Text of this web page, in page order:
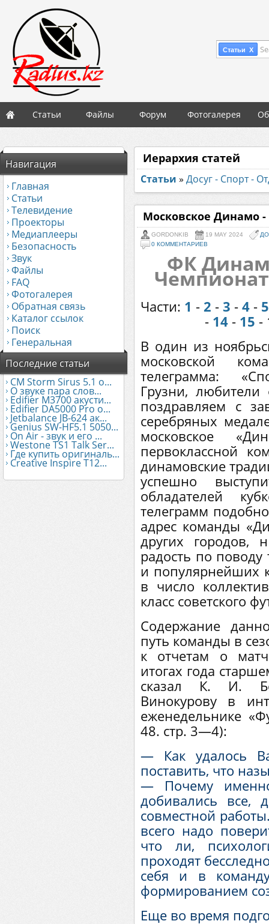
Статьи X
Статьи Файлы Форум Фотогалерея
Навигация
Главная
Статьи
Телевидение
Проекторы
Медиаплееры
Безопасность
Звук
Файлы
FAQ
Фотогалерея
Обратная связь
Каталог ссылок
Поиск
Генеральная
Последние статьи
CM Storm Sirus 5.1 о...
О звуке пара слов...
Edifier М3700 акусти...
Edifier DA5000 Pro о...
Jetbalance JB-624 ак...
Genius SW-HF5.1 5050...
On Air - звук и его ...
Westone TS1 Talk Ser...
Где купить оригиналь...
Creative Inspire T12...
Иерархия статей
Статьи » Досуг - Спорт -
Московское Динамо -
GORDONKIB 19 MAY 2024
0 КОММЕНТАРИЕВ
ФК
Части: 1 - 2 - 3 - 4 - 5
- 14- 15 -
В один из
московской
телеграмма:
Грузни,
поздравляем с
серебряных
московское
первоклассной
динамовские
успешно
обладателей
телеграмм
адрес команды
других
радость по
и популярнейших
в число
класс советского
Содержание
путь команды в
к отчетам о
итогах года
сказал К. И.
Винокурову в
еженедельнике
48. стр. 3—4):
— Как удалось
поставить, что
— Почему
добивались все,
совместной
всего надо
что ли,
проходят
себя и в
формированием
Еще во время